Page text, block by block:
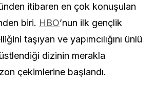
itibaren en çok konuşulan
biri. HBO’nun ilk gençlik
taşıyan ve yapımcılığını ünlü
dizinin merakla
çekimlerine başlandı.